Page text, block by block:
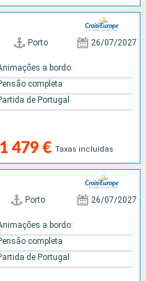
Porto 26/07/2027
1 479 € Taxas incluídas
a bordo:
completa
de Portugal
Porto 26/07/2027
a bordo:
completa
de Portugal